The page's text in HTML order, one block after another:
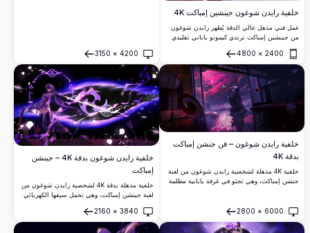
خلفية رايدن شوغون جينشين إمباكت 4K
عمل فني مذهل عالي الدقة يُظهر رايدن شوغون
من جينشين إمباكت ترتدي كيمونو ياباني تقليدي
مُزين بالزهور البنفسجية. تتساقط بتلات أزهار
الكرز الجميلة حول شخصيتها الأنيقة، مما يخلق
جواً هادئاً وصوفياً مثالي لعشاق الأنمي.
2400
×
4800
فتح
4200
×
3150
فتح
خلفية رايدن شوغون – فن جنشن إمباكت
بدقة 4K
خلفية 4K مذهلة لشخصية رايدن شوغون من لعبة
جنشن إمباكت، وهي تجثو في غرفة يابانية مظلمة
6000
×
2800
فتح
خلفية رايدن شوغون بدقة 4K – جينشن
إمباكت
خلفية مذهلة بدقة 4K لشخصية رايدن شوغون من
لعبة جينشن إمباكت، وهي تحمل سيفها الكهربائي
يتميز بإضاءة درامية وأجواء مظلمة وتفاصيل دقيقة
للشخصية.
3840
×
2160
فتح